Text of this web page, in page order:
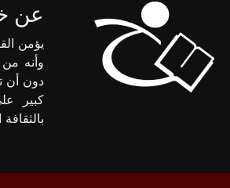
عن
يؤمن
وأنه
دون أن
كبير